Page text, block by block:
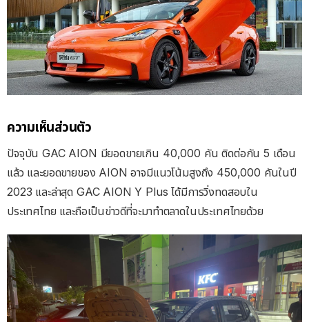
ความเห็นส่วนตัว
ปัจจุบัน GAC AION มียอดขายเกิน 40,000 คัน ติดต่อกัน 5 เดือน
แล้ว และยอดขายของ AION อาจมีแนวโน้มสูงถึง 450,000 คันในปี
2023 และล่าสุด GAC AION Y Plus ได้มีการวิ่งทดสอบใน
ประเทศไทย และถือเป็นข่าวดีที่จะมาทำตลาดในประเทศไทยด้วย